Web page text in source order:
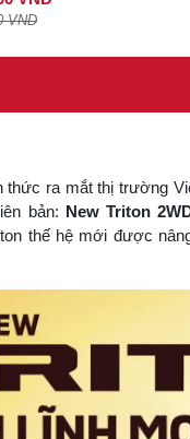
VND
ra mắt thị trường
bản: New Triton
thế hệ mới được